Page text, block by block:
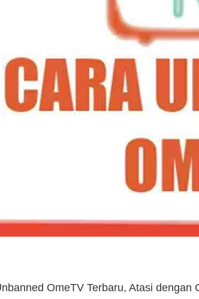
OmeTV Terbaru, Atasi